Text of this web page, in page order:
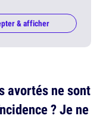
& afficher
avortés ne sont
? Je ne